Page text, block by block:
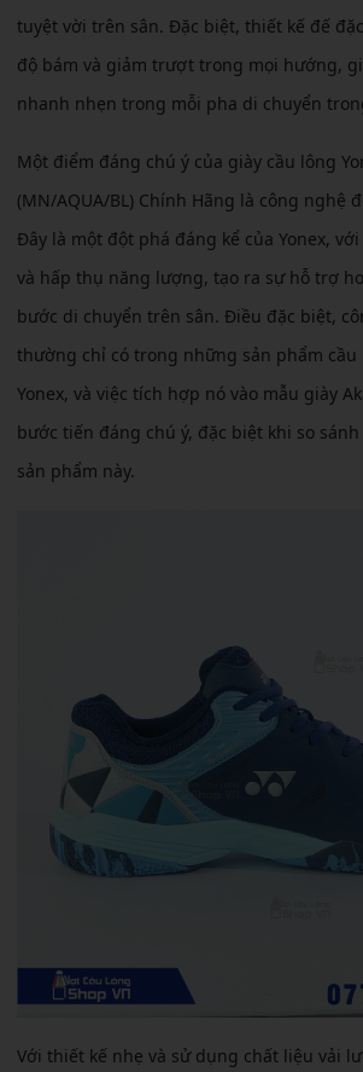
tuyệt vời trên sân. Đặc biệt, thiết kế đế
độ bám và giảm trượt trong mọi hướng,
nhanh nhẹn trong mỗi pha di chuyển
Một điểm đáng chú ý của giày cầu lông
(MN/AQUA/BL) Chính Hãng là công nghệ
Đây là một đột phá đáng kể của Yonex,
và hấp thụ năng lượng, tạo ra sự hỗ trợ
bước di chuyển trên sân. Điều đặc biệt,
thường chỉ có trong những sản phẩm cầu
Yonex, và việc tích hợp nó vào mẫu giày
bước tiến đáng chú ý, đặc biệt khi so
sản phẩm này.
Với thiết kế nhẹ và sử dụng chất liệu vải